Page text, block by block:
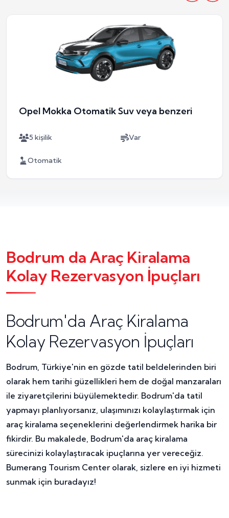
Opel Mokka Otomatik Suv veya benzeri
5 kişilik Var
Otomatik
Bodrum da Araç Kiralama
Kolay Rezervasyon İpuçları
Bodrum'da Araç Kiralama
Kolay Rezervasyon İpuçları
Bodrum, Türkiye'nin en gözde tatil beldelerinden biri
olarak hem tarihi güzellikleri hem de doğal manzaraları
ile ziyaretçilerini büyülemektedir. Bodrum'da tatil
yapmayı planlıyorsanız, ulaşımınızı kolaylaştırmak için
araç kiralama seçeneklerini değerlendirmek harika bir
fikirdir. Bu makalede, Bodrum'da araç kiralama
sürecinizi kolaylaştıracak ipuçlarına yer vereceğiz.
Bumerang Tourism Center olarak, sizlere en iyi hizmeti
sunmak için buradayız!